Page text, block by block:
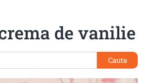
de vanilie
Cauta